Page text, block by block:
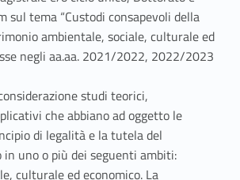
sul tema “Custodi consapevoli della
ambientale, sociale, culturale ed
negli aa.aa. 2021/2022, 2022/2023
studi teorici,
che abbiano ad oggetto le
di legalità e la tutela del
uno o più dei seguenti ambiti:
culturale ed economico. La